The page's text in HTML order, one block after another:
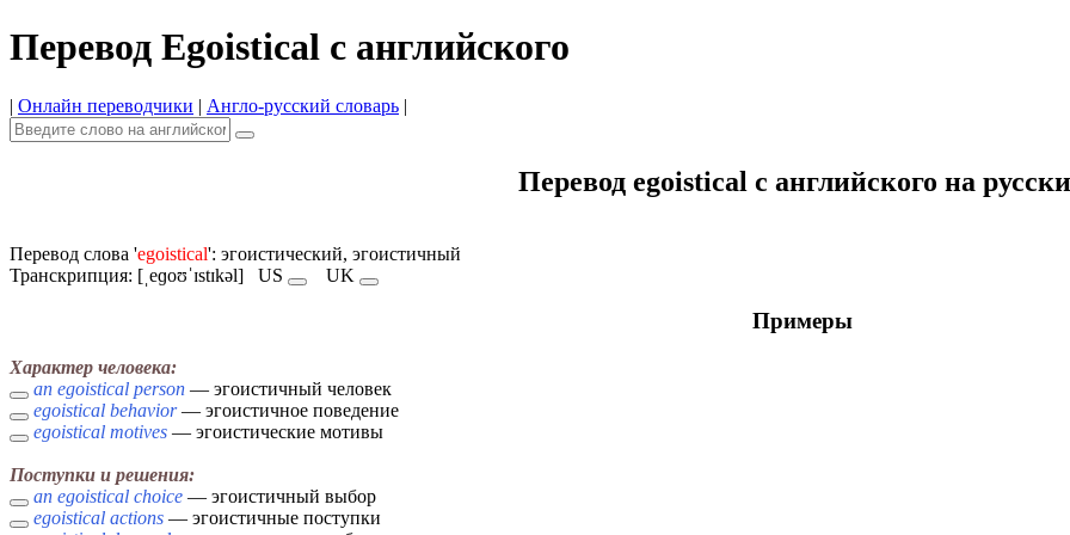
Перевод Egoistical с английского
| Онлайн переводчики | Англо-русский словарь |
Перевод egoistical с английского на
Перевод слова 'egoistical': эгоистический, эгоистичный
Транскрипция: [ˌeɡoʊˈɪstɪkəl] US UK
Примеры
Характер человека:
an egoistical person — эгоистичный человек
egoistical behavior— эгоистичное поведение
egoistical motives — эгоистические мотивы
Поступки и решения:
an egoistical choice — эгоистичный выбор
egoistical actions — эгоистичные поступки